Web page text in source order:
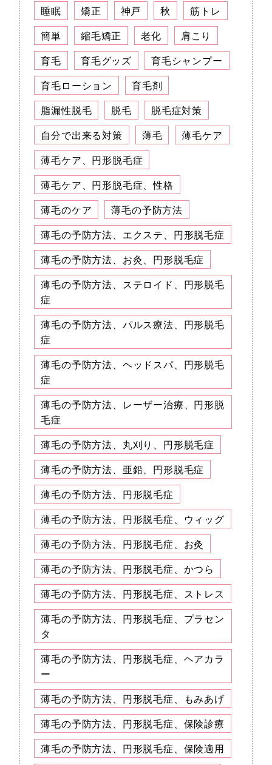
睡眠
矯正 神戸 秋
筋トレ
簡単
縮毛矯正 老化
肩こり
育毛
育毛グッズ
育毛シャンプー
育毛ローション
育毛剤
脂漏性脱毛
脱毛
脱毛症対策
自分で出来る対策
薄毛
薄毛ケア
薄毛ケア、円形脱毛症
薄毛ケア、円形脱毛症、性格
薄毛のケア
薄毛の予防方法
薄毛の予防方法、エクステ、円形脱毛症
薄毛の予防方法、お灸、円形脱毛症
薄毛の予防方法、ステロイド、円形脱毛
症
薄毛の予防方法、パルス療法、円形脱毛
症
薄毛の予防方法、ヘッドスパ、円形脱毛
症
薄毛の予防方法、レーザー治療、円形脱
毛症
薄毛の予防方法、丸刈り、円形脱毛症
薄毛の予防方法、亜鉛、円形脱毛症
薄毛の予防方法、円形脱毛症
薄毛の予防方法、円形脱毛症、ウィッグ
薄毛の予防方法、円形脱毛症、お灸
薄毛の予防方法、円形脱毛症、かつら
薄毛の予防方法、円形脱毛症、ストレス
薄毛の予防方法、円形脱毛症、プラセン
タ
薄毛の予防方法、円形脱毛症、ヘアカラ
ー
薄毛の予防方法、円形脱毛症、もみあげ
薄毛の予防方法、円形脱毛症、保険診療
薄毛の予防方法、円形脱毛症、保険適用